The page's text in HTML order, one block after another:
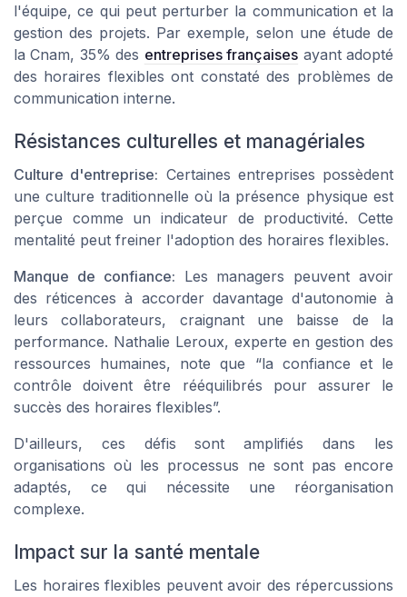
l'équipe, ce qui peut perturber la communication et la
gestion des projets. Par exemple, selon une étude de
la Cnam, 35% des entreprises françaises ayant adopté
des horaires flexibles ont constaté des problèmes de
communication interne.
Résistances culturelles et managériales
Culture d'entreprise: Certaines entreprises possèdent
une culture traditionnelle où la présence physique est
perçue comme un indicateur de productivité. Cette
mentalité peut freiner l'adoption des horaires flexibles.
Manque de confiance: Les managers peuvent avoir
des réticences à accorder davantage d'autonomie à
leurs collaborateurs, craignant une baisse de la
performance. Nathalie Leroux, experte en gestion des
ressources humaines, note que “la confiance et le
contrôle doivent être rééquilibrés pour assurer le
succès des horaires flexibles”.
D'ailleurs, ces défis sont amplifiés dans les
organisations où les processus ne sont pas encore
adaptés, ce qui nécessite une réorganisation
complexe.
Impact sur la santé mentale
Les horaires flexibles peuvent avoir des répercussions